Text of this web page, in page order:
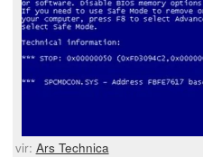
vir: Ars Technica